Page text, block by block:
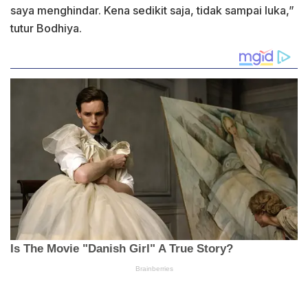
saya menghindar. Kena sedikit saja, tidak sampai luka,”
tutur Bodhiya.